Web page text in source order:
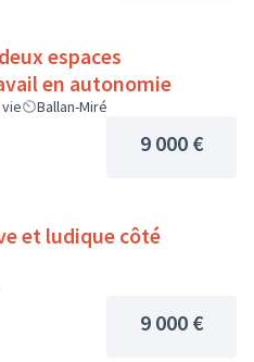
espaces
en autonomie
Ballan-Miré
9 000 €
et ludique côté
9 000 €